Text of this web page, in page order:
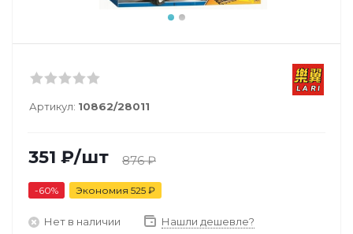
Артикул: 10862/28011
351 ₽/шт 876₽
-60% Экономия 525 ₽
Нет в наличии Нашли дешевле?